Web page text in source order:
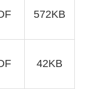
572KB
42KB